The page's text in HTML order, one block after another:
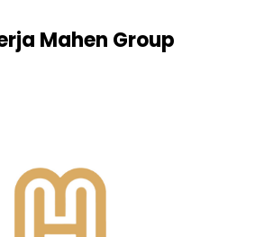
Mahen Group